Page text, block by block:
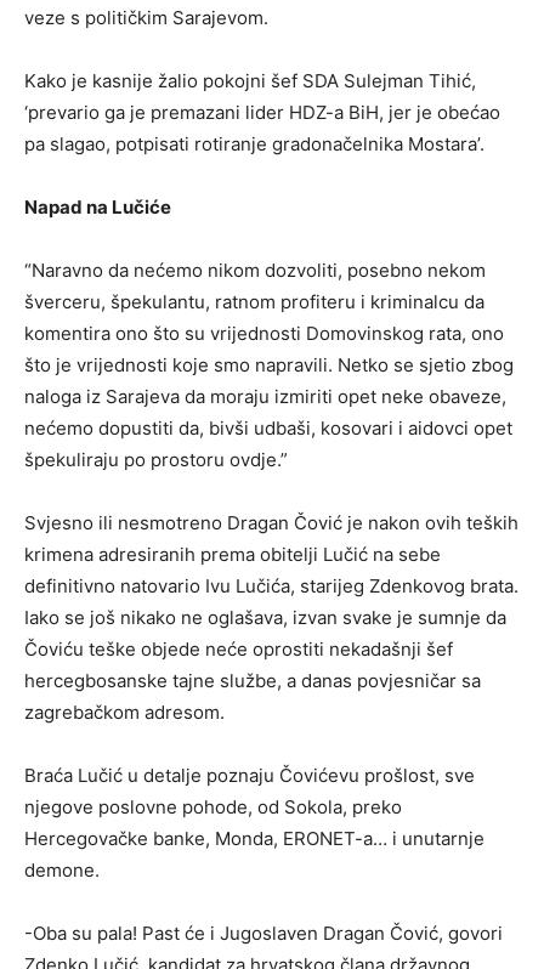
veze s političkim Sarajevom.
Kako je kasnije žalio pokojni šef SDA Sulejman Tihić,
‘prevario ga je premazani lider HDZ-a BiH, jer je obećao
pa slagao, potpisati rotiranje gradonačelnika Mostara’.
Napad na Lučiće
“Naravno da nećemo nikom dozvoliti, posebno nekom
šverceru, špekulantu, ratnom profiteru i kriminalcu da
komentira ono što su vrijednosti Domovinskog rata, ono
što je vrijednosti koje smo napravili. Netko se sjetio zbog
naloga iz Sarajeva da moraju izmiriti opet neke obaveze,
nećemo dopustiti da, bivši udbaši, kosovari i aidovci opet
špekuliraju po prostoru ovdje.”
Svjesno ili nesmotreno Dragan Čović je nakon ovih teških
krimena adresiranih prema obitelji Lučić na sebe
definitivno natovario Ivu Lučića, starijeg Zdenkovog brata.
Iako se još nikako ne oglašava, izvan svake je sumnje da
Čoviću teške objede neće oprostiti nekadašnji šef
hercegbosanske tajne službe, a danas povjesničar sa
zagrebačkom adresom.
Braća Lučić u detalje poznaju Čovićevu prošlost, sve
njegove poslovne pohode, od Sokola, preko
Hercegovačke banke, Monda, ERONET-a… i unutarnje
demone.
-Oba su pala! Past će i Jugoslaven Dragan Čović, govori